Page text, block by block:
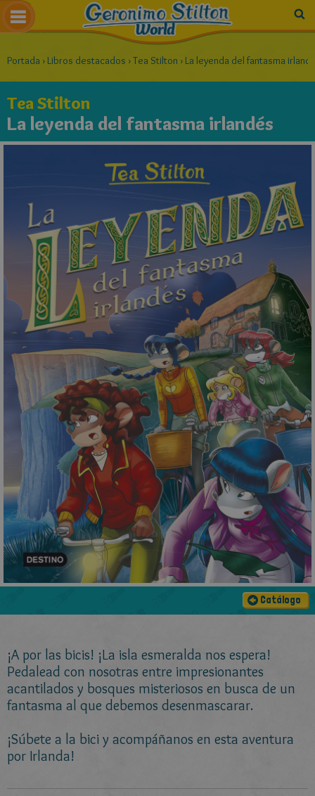
Portada › Libros destacados ›Tea Stilton › La leyenda del fantasma
Tea Stilton
La leyenda del fantasma irlandés
Catálogo
¡A por las bicis! ¡La isla esmeralda nos espera!
Pedalead con nosotras entre impresionantes
acantilados y bosques misteriosos en busca de un
fantasma al que debemos desenmascarar.
¡Súbete a la bici y acompáñanos en esta aventura
por Irlanda!